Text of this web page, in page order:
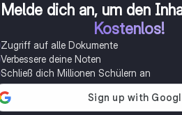
Melde dich an, um den
Kostenlos!
Zugriff auf alle Dokumente
Verbessere deine Noten
Schließ dich Millionen Schülern an